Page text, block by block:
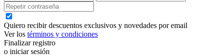
Quiero recibir descuentos exclusivos y novedades por email
Ver los términos y condiciones
Finalizar registro
o iniciar sesión